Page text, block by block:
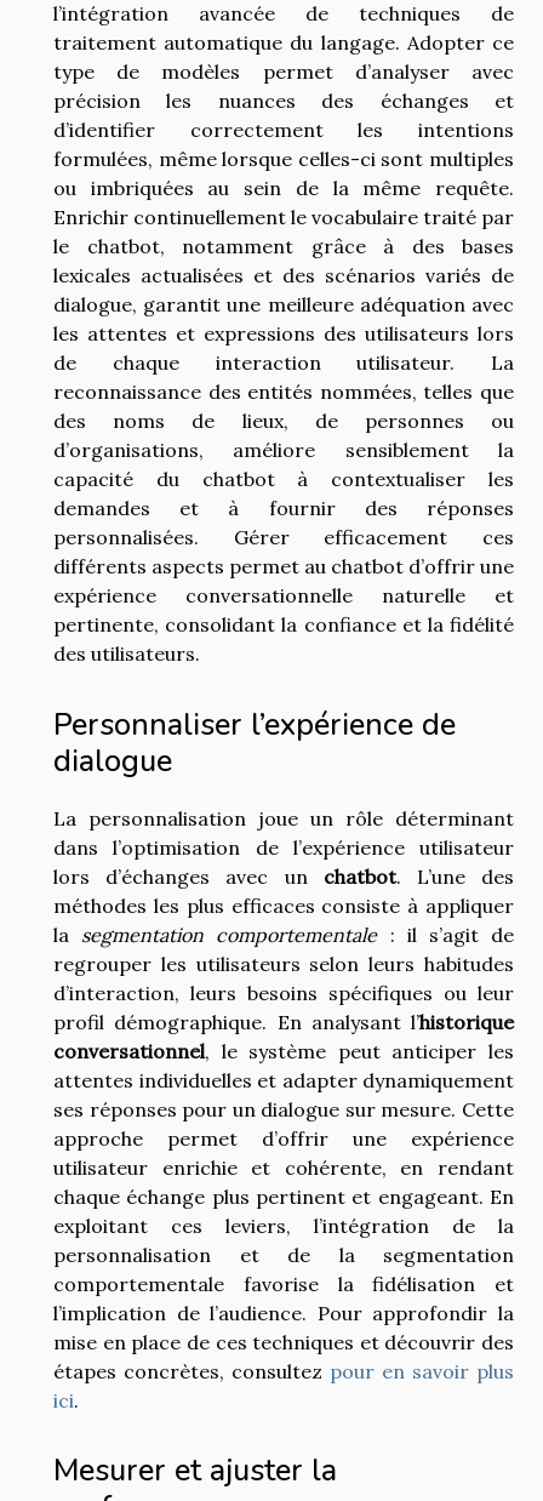
l’intégration avancée de techniques de
traitement automatique du langage. Adopter ce
type de modèles permet d’analyser avec
précision les nuances des échanges et
d’identifier correctement les intentions
formulées, même lorsque celles-ci sont multiples
ou imbriquées au sein de la même requête.
Enrichir continuellement le vocabulaire traité par
le chatbot, notamment grâce à des bases
lexicales actualisées et des scénarios variés de
dialogue, garantit une meilleure adéquation avec
les attentes et expressions des utilisateurs lors
de chaque interaction utilisateur. La
reconnaissance des entités nommées, telles que
des noms de lieux, de personnes ou
d’organisations, améliore sensiblement la
capacité du chatbot à contextualiser les
demandes et à fournir des réponses
personnalisées. Gérer efficacement ces
différents aspects permet au chatbot d’offrir une
expérience conversationnelle naturelle et
pertinente, consolidant la confiance et la fidélité
des utilisateurs.
Personnaliser l’expérience de
dialogue
La personnalisation joue un rôle déterminant
dans l’optimisation de l’expérience utilisateur
lors d’échanges avec un chatbot. L’une des
méthodes les plus efficaces consiste à appliquer
la segmentation comportementale: il s’agit de
regrouper les utilisateurs selon leurs habitudes
d’interaction, leurs besoins spécifiques ou leur
profil démographique. En analysant l’historique
conversationnel, le système peut anticiper les
attentes individuelles et adapter dynamiquement
ses réponses pour un dialogue sur mesure. Cette
approche permet d’offrir une expérience
utilisateur enrichie et cohérente, en rendant
chaque échange plus pertinent et engageant. En
exploitant ces leviers, l’intégration de la
personnalisation et de la segmentation
comportementale favorise la fidélisation et
l’implication de l’audience. Pour approfondir la
mise en place de ces techniques et découvrir des
étapes concrètes, consultez pour en savoir plus
ici.
Mesurer et ajuster la